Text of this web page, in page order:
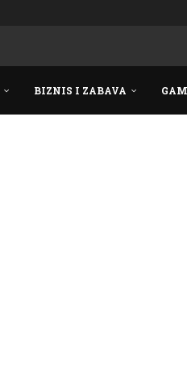
BIZNIS I ZABAVA